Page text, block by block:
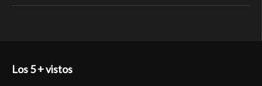
Los 5 + vistos